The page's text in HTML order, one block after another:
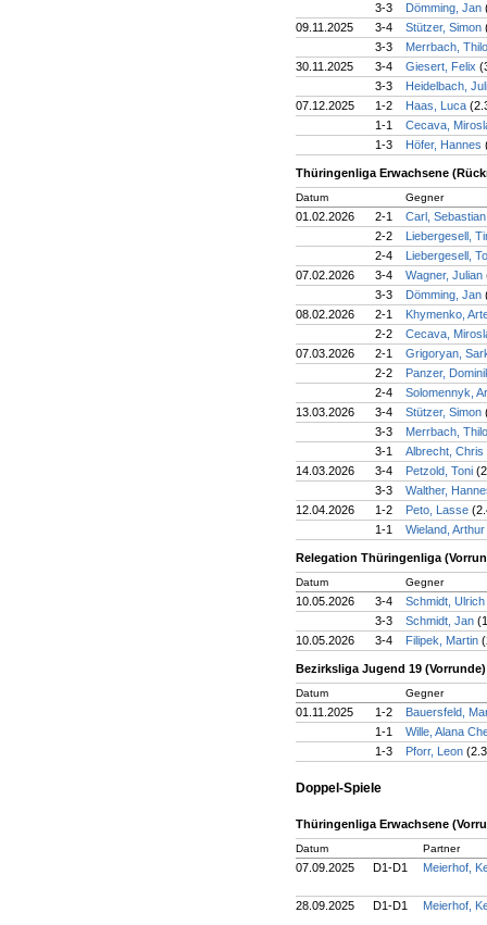
3-3
Dömming, Jan
09.11.2025
3-4 Stützer, Simon
3-3
Merrbach,
30.11.2025
3-4 Giesert, Felix
3-3
Heidelbach,
07.12.2025
1-2 Haas, Luca
1-1
Cecava,
1-3
Höfer, Hannes
Thüringenliga Erwachsene
Datum Gegner
01.02.2026 2-1
Carl,
2-2
Liebergesell,
2-4
Liebergesell,
07.02.2026
3-4 Wagner, Julian
3-3
Dömming, Jan
08.02.2026
2-1
Khymenko,
2-2
Cecava,
07.03.2026
2-1
Grigoryan,
2-2
Panzer,
2-4
Solomennyk,
13.03.2026
3-4 Stützer, Simon
3-3
Merrbach,
3-1
Albrecht, Chris
14.03.2026
3-4 Petzold, Toni
3-3
Walther,
12.04.2026
1-2 Peto, Lasse
1-1
Wieland, Arthur
Relegation Thüringenliga
Datum Gegner
10.05.2026 3-4
Schmidt, Ulrich
3-3
Schmidt, Jan
10.05.2026
3-4 Filipek, Martin
Bezirksliga Jugend 19 (Vorrunde)
Datum Gegner
01.11.2025 1-2
Bauersfeld,
1-1
Wille, Alana
1-3
Pforr, Leon
Doppel-Spiele
Thüringenliga Erwachsene
Datum Partner
07.09.2025 D1-D1 Meierhof,
28.09.2025 D1-D1 Meierhof,